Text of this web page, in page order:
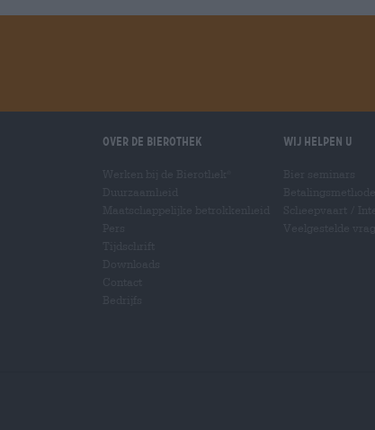
Over de Bierothek Wij helpen u